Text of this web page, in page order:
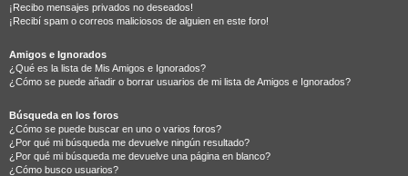
¡Recibo mensajes privados no deseados!
¡Recibí spam o correos maliciosos de alguien en este foro!
Amigos e Ignorados
¿Qué es la lista de Mis Amigos e Ignorados?
¿Cómo se puede añadir o borrar usuarios de mi lista de Amigos e Ignorados?
Búsqueda en los foros
¿Cómo se puede buscar en uno o varios foros?
¿Por qué mi búsqueda me devuelve ningún resultado?
¿Por qué mi búsqueda me devuelve una página en blanco?
¿Cómo busco usuarios?